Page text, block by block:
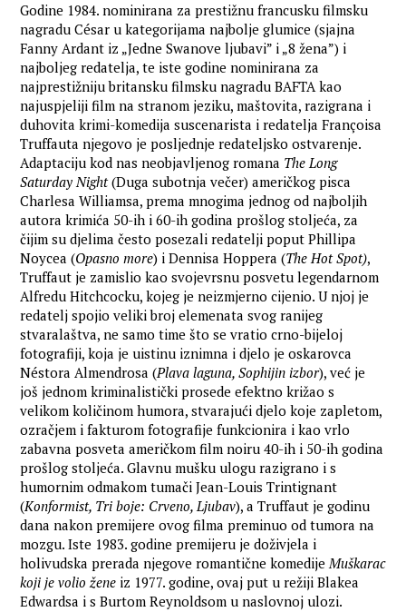
Godine 1984. nominirana za prestižnu francusku filmsku
nagradu César u kategorijama najbolje glumice (sjajna
Fanny Ardant iz „Jedne Swanove ljubavi” i „8 žena”) i
najboljeg redatelja, te iste godine nominirana za
najprestižniju britansku filmsku nagradu BAFTA kao
najuspjeliji film na stranom jeziku, maštovita, razigrana i
duhovita krimi-komedija suscenarista i redatelja Françoisa
Truffauta njegovo je posljednje redateljsko ostvarenje.
Adaptaciju kod nas neobjavljenog romana The Long
Saturday Night(Duga subotnja večer) američkog pisca
Charlesa Williamsa, prema mnogima jednog od najboljih
autora krimića 50-ih i 60-ih godina prošlog stoljeća, za
čijim su djelima često posezali redatelji poput Phillipa
Noycea (Opasno more) i Dennisa Hoppera (The Hot Spot),
Truffaut je zamislio kao svojevrsnu posvetu legendarnom
Alfredu Hitchcocku, kojeg je neizmjerno cijenio. U njoj je
redatelj spojio veliki broj elemenata svog ranijeg
stvaralaštva, ne samo time što se vratio crno-bijeloj
fotografiji, koja je uistinu iznimna i djelo je oskarovca
Néstora Almendrosa (Plava laguna, Sophijin izbor), već je
još jednom kriminalistički prosede efektno križao s
velikom količinom humora, stvarajući djelo koje zapletom,
ozračjem i fakturom fotografije funkcionira i kao vrlo
zabavna posveta američkom film noiru 40-ih i 50-ih godina
prošlog stoljeća. Glavnu mušku ulogu razigrano i s
humornim odmakom tumači Jean-Louis Trintignant
(Konformist, Tri boje: Crveno, Ljubav), a Truffaut je godinu
dana nakon premijere ovog filma preminuo od tumora na
mozgu. Iste 1983. godine premijeru je doživjela i
holivudska prerada njegove romantične komedijeMuškarac
koji je volio žene iz 1977. godine, ovaj put u režiji Blakea
Edwardsa i s Burtom Reynoldsom u naslovnoj ulozi.